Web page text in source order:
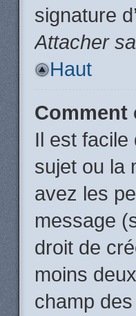
signature
Attacher
Haut
Comment
Il est facile
sujet ou la
avez les
message
droit de
moins
champ